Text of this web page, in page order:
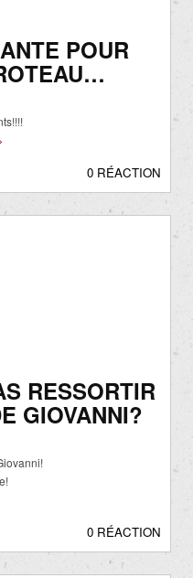
POUR
0 RÉACTION
RESSORTIR
GIOVANNI?
0 RÉACTION